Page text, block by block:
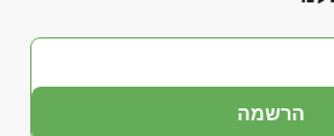
הרשמה